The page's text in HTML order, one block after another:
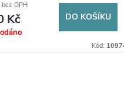
DPH
Kč DO KOŠÍKU
Kód: